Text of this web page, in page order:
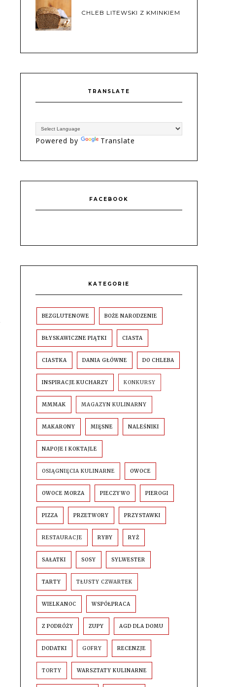
CHLEB LITEWSKI Z KMINKIEM
TRANSLATE
Powered by Translate
FACEBOOK
KATEGORIE
BEZGLUTENOWE BOŻE NARODZENIE
BŁYSKAWICZNE PIĄTKI CIASTA
CIASTKA DANIA GŁÓWNE DO CHLEBA
INSPIRACJE KUCHARZY KONKURSY
MMMAK MAGAZYN KULINARNY
MAKARONY MIĘSNE NALEŚNIKI
NAPOJE I KOKTAJLE
OSIĄGNIĘCIA KULINARNE OWOCE
OWOCE MORZA PIECZYWO PIEROGI
PIZZA PRZETWORY PRZYSTAWKI
RESTAURACJE RYBY RYŻ
SAŁATKI SOSY SYLWESTER
TARTY TŁUSTY CZWARTEK
WIELKANOC WSPÓŁPRACA
Z PODRÓŻY ZUPY AGD DLA DOMU
DODATKI GOFRY RECENZJE
TORTY WARSZTATY KULINARNE